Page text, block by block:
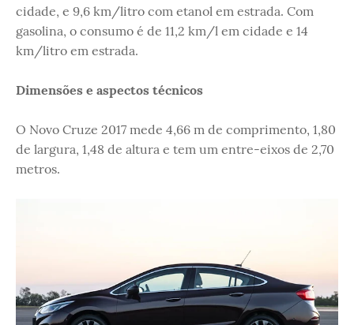
cidade, e 9,6 km/litro com etanol em estrada. Com
gasolina, o consumo é de 11,2 km/l em cidade e 14
km/litro em estrada.
Dimensões e aspectos técnicos
O Novo Cruze 2017 mede 4,66 m de comprimento, 1,80
de largura, 1,48 de altura e tem um entre-eixos de 2,70
metros.